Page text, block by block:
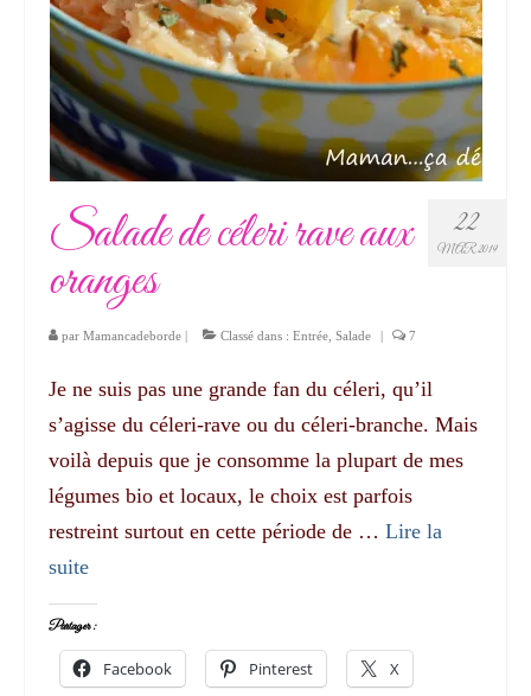
22
MAR 2019
Salade de céleri rave aux
oranges
par Mamancadeborde | Classé dans : Entrée Salade | 7
Je ne suis pas une grande fan du céleri, qu’il
s’agisse du céleri-rave ou du céleri-branche. Mais
voilà depuis que je consomme la plupart de mes
légumes bio et locaux, le choix est parfois
restreint surtout en cette période de … Lire la
suite­­
Partager :
Facebook Pinterest X